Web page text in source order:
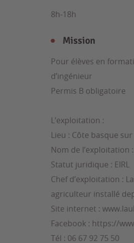
8h-18h
Mission
Pour élèves en
d’ingénieur
Permis B obligatoire
L’exploitation :
Lieu : Côte basque
Nom de l’exploitation
Statut juridique : EIRL
Chef d’exploitation :
agriculteur installé
Site internet :
Facebook : https://
Tél : 06 67 92 75 50